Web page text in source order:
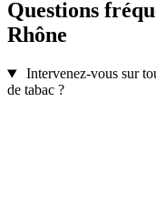
Questions
Rhône
Intervenez-vous sur
de tabac ?